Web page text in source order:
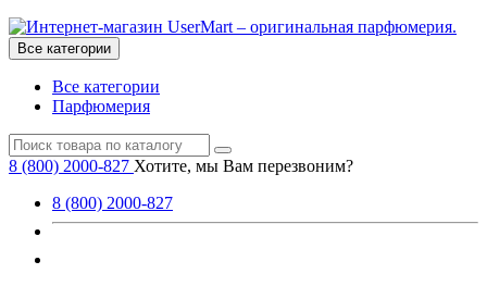
Все категории
Все категории
Парфюмерия
8 (800) 2000-827 Хотите, мы Вам перезвоним?
8 (800) 2000-827